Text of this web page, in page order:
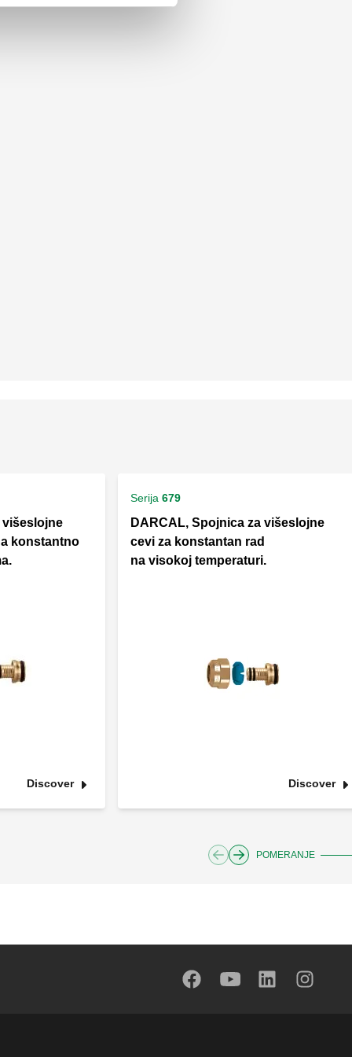
višeslojne
konstantno
Discover
Serija 679
DARCAL, Spojnica za višeslojne
cevi za konstantan rad
na visokoj temperaturi.
Discover
POMERANJE